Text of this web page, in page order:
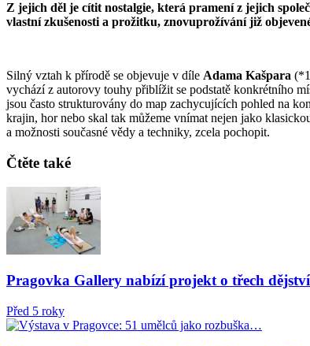
Z jejich děl je cítit nostalgie, která pramení z jejich
vlastní zkušenosti a prožitku, znovuprožívání již
Silný vztah k přírodě se objevuje v díle Adama Kašpara
vychází z autorovy touhy přiblížit se podstatě konkrétního
jsou často strukturovány do map zachycujících pohled na
krajin, hor nebo skal tak můžeme vnímat nejen jako
a možnosti současné vědy a techniky, zcela pochopit.
Čtěte také
Pragovka Gallery nabízí projekt o třech
Před 5 roky